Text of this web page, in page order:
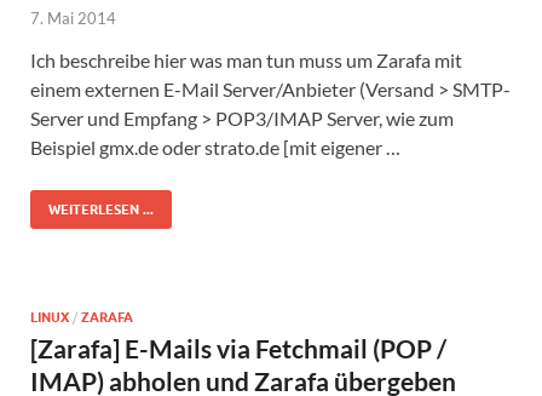
7. Mai 2014
Ich beschreibe hier was man tun muss um Zarafa mit
einem externen E-Mail Server/Anbieter (Versand > SMTP-
Server und Empfang > POP3/IMAP Server, wie zum
Beispiel gmx.de oder strato.de [mit eigener …
WEITERLESEN ...
LINUX / ZARAFA
[Zarafa] E-Mails via Fetchmail (POP /
IMAP) abholen und Zarafa übergeben